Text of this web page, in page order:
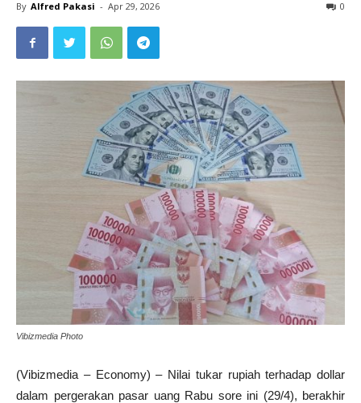
By Alfred Pakasi - Apr 29, 2026 0
Vibizmedia Photo
(Vibizmedia – Economy) – Nilai tukar rupiah terhadap dollar
dalam pergerakan pasar uang Rabu sore ini (29/4), berakhir